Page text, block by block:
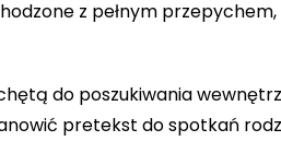
z pełnym
do poszukiwania
pretekst do spotkań